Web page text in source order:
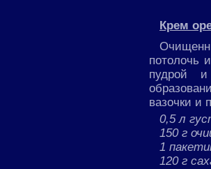
Крем
потолочь
пудрой
вазочки и
0,5 л
150 г
1
120 г